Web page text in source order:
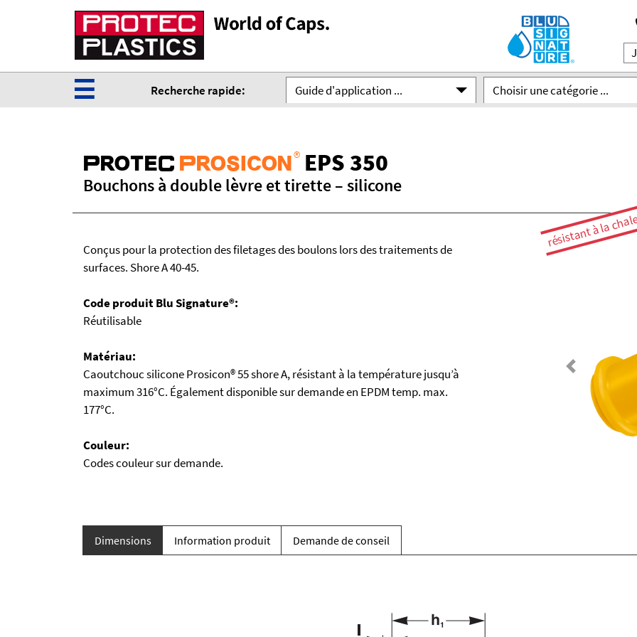
☰ Recherche rapide: Guide d'application ... Choisir une catégorie ...
ProteC Prosicon ® EPS 350
Bouchons à double lèvre et tirette – silicone
Conçus pour la protection des filetages des boulons lors des traitements de
surfaces. Shore A 40-45.
Code produit Blu Signature®:
Réutilisable
Matériau:
Caoutchouc silicone Prosicon® 55 shore A, résistant à la température jusqu’à
maximum 316°C. Également disponible sur demande en EPDM temp. max.
177°C.
Couleur:
Codes couleur sur demande.
résistant à la
Previous
Dimensions Information produit Demande de conseil